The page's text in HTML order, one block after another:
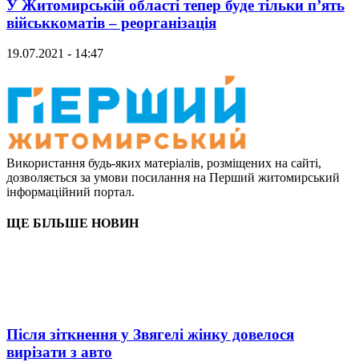
У Житомирській області тепер буде тільки п’ять
військкоматів – реорганізація
19.07.2021 - 14:47
Використання будь-яких матеріалів, розміщених на сайті,
дозволяється за умови посилання на Перший житомирський
інформаційний портал.
ЩЕ БІЛЬШЕ НОВИН
Після зіткнення у Звягелі жінку довелося
вирізати з авто